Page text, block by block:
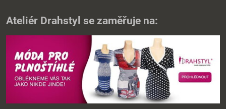
Ateliér Drahstyl se zaměřuje na: